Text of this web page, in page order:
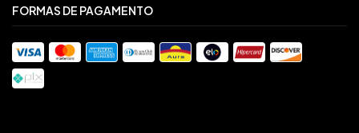
FORMAS DE PAGAMENTO